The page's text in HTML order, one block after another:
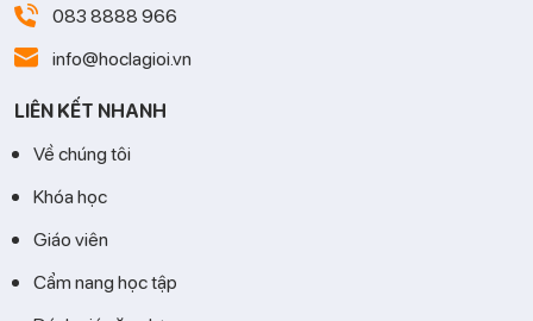
083 8888 966
info@hoclagioi.vn
LIÊN KẾT NHANH
Về chúng tôi
Khóa học
Giáo viên
Cẩm nang học tập